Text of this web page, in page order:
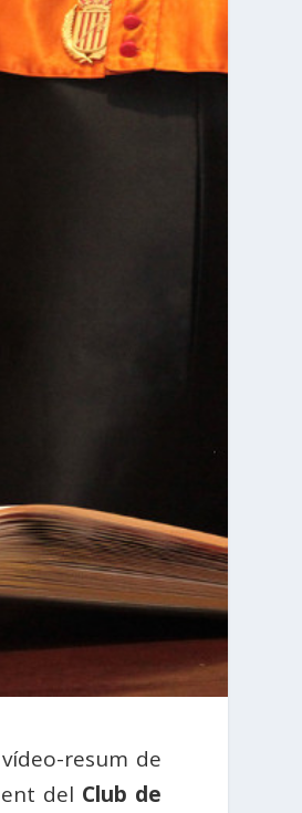
resum de
del Club de